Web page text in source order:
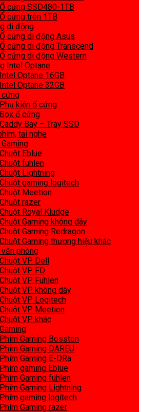
Ổ cứng SSD480-1TB
Ổ cứng trên 1TB
di động
Ổ cứng di động Asus
Ổ cứng di động Transcend
Ổ cứng di động Western
Intel Optane
Intel Optane 16GB
Intel Optane 32GB
cứng
Phụ kiện ổ cứng
Box ổ cứng
Caddy Bay – Tray SSD
tai nghe
Chuột Eblue
Chuột fuhlen
Chuột Lightning
Chuột gaming logitech
Chuột Meetion
Chuột razer
Chuột Royal Kludge
Chuột Gaming không dây
Chuột Gaming Redragon
Chuột Gaming thương hiệu khác
phòng
Chuột VP Dell
Chuột VP FD
Chuột VP Fuhlen
Chuột VP không dây
Chuột VP Logitech
Chuột VP Meetion
Chuột VP khác
Phím Gaming Bosston
Phím Gaming DAREU
Phím Gaming E-DRa
Phím gaming Eblue
Phím Gaming fuhlen
Phím Gaming Lightning
Phím gaming logitech
Phím Gaming razer